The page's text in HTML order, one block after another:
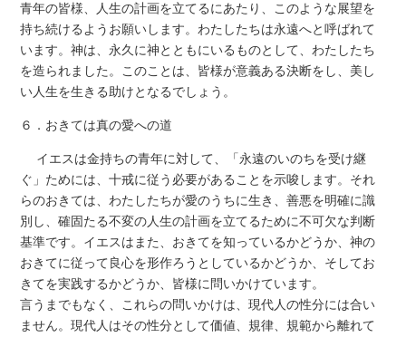
青年の皆様、人生の計画を立てるにあたり、このような展望を
持ち続けるようお願いします。わたしたちは永遠へと呼ばれて
います。神は、永久に神とともにいるものとして、わたしたち
を造られました。このことは、皆様が意義ある決断をし、美し
い人生を生きる助けとなるでしょう。
６．おきては真の愛への道
イエスは金持ちの青年に対して、「永遠のいのちを受け継
ぐ」ためには、十戒に従う必要があることを示唆します。それ
らのおきては、わたしたちが愛のうちに生き、善悪を明確に識
別し、確固たる不変の人生の計画を立てるために不可欠な判断
基準です。イエスはまた、おきてを知っているかどうか、神の
おきてに従って良心を形作ろうとしているかどうか、そしてお
きてを実践するかどうか、皆様に問いかけています。
言うまでもなく、これらの問いかけは、現代人の性分には合い
ません。現代人はその性分として価値、規律、規範から離れて